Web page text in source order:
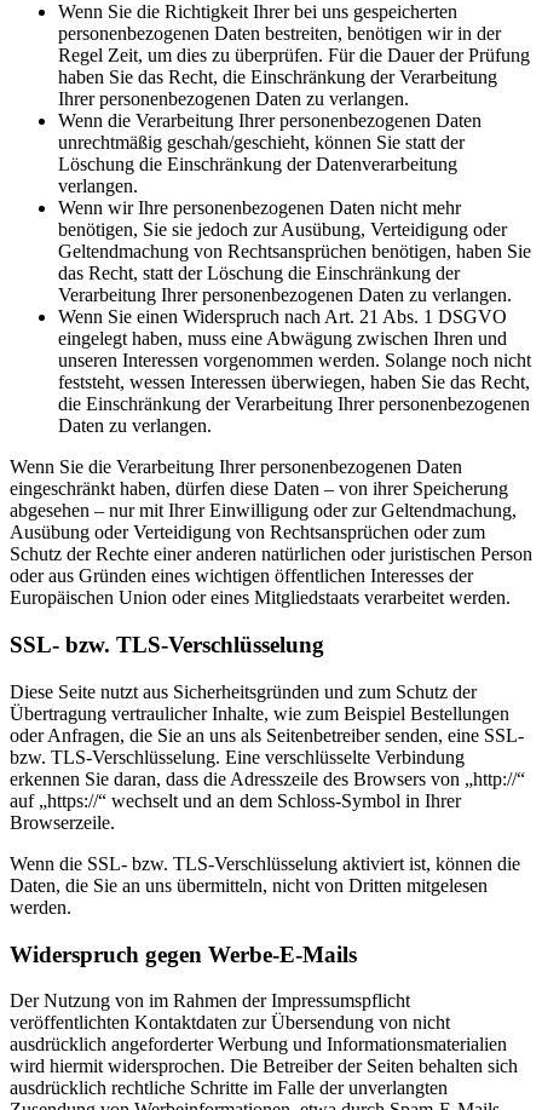
Wenn Sie die Richtigkeit Ihrer bei uns gespeicherten
personenbezogenen Daten bestreiten, benötigen wir in der
Regel Zeit, um dies zu überprüfen. Für die Dauer der Prüfung
haben Sie das Recht, die Einschränkung der Verarbeitung
Ihrer personenbezogenen Daten zu verlangen.
Wenn die Verarbeitung Ihrer personenbezogenen Daten
unrechtmäßig geschah/geschieht, können Sie statt der
Löschung die Einschränkung der Datenverarbeitung
verlangen.
Wenn wir Ihre personenbezogenen Daten nicht mehr
benötigen, Sie sie jedoch zur Ausübung, Verteidigung oder
Geltendmachung von Rechtsansprüchen benötigen, haben Sie
das Recht, statt der Löschung die Einschränkung der
Verarbeitung Ihrer personenbezogenen Daten zu verlangen.
Wenn Sie einen Widerspruch nach Art. 21 Abs. 1 DSGVO
eingelegt haben, muss eine Abwägung zwischen Ihren und
unseren Interessen vorgenommen werden. Solange noch nicht
feststeht, wessen Interessen überwiegen, haben Sie das Recht,
die Einschränkung der Verarbeitung Ihrer personenbezogenen
Daten zu verlangen.
Wenn Sie die Verarbeitung Ihrer personenbezogenen Daten
eingeschränkt haben, dürfen diese Daten – von ihrer Speicherung
abgesehen – nur mit Ihrer Einwilligung oder zur Geltendmachung,
Ausübung oder Verteidigung von Rechtsansprüchen oder zum
Schutz der Rechte einer anderen natürlichen oder juristischen Person
oder aus Gründen eines wichtigen öffentlichen Interesses der
Europäischen Union oder eines Mitgliedstaats verarbeitet werden.
SSL- bzw. TLS-Verschlüsselung
Diese Seite nutzt aus Sicherheitsgründen und zum Schutz der
Übertragung vertraulicher Inhalte, wie zum Beispiel Bestellungen
oder Anfragen, die Sie an uns als Seitenbetreiber senden, eine SSL-
bzw. TLS-Verschlüsselung. Eine verschlüsselte Verbindung
erkennen Sie daran, dass die Adresszeile des Browsers von „http://“
auf „https://“ wechselt und an dem Schloss-Symbol in Ihrer
Browserzeile.
Wenn die SSL- bzw. TLS-Verschlüsselung aktiviert ist, können die
Daten, die Sie an uns übermitteln, nicht von Dritten mitgelesen
werden.
Widerspruch gegen Werbe-E-Mails
Der Nutzung von im Rahmen der Impressumspflicht
veröffentlichten Kontaktdaten zur Übersendung von nicht
ausdrücklich angeforderter Werbung und Informationsmaterialien
wird hiermit widersprochen. Die Betreiber der Seiten behalten sich
ausdrücklich rechtliche Schritte im Falle der unverlangten